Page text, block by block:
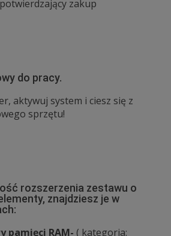
zakup
do pracy.
aktywuj system i ciesz się z
sprzętu!
rozszerzenia zestawu o
znajdziesz je w
pamięci RAM- ( kategoria: